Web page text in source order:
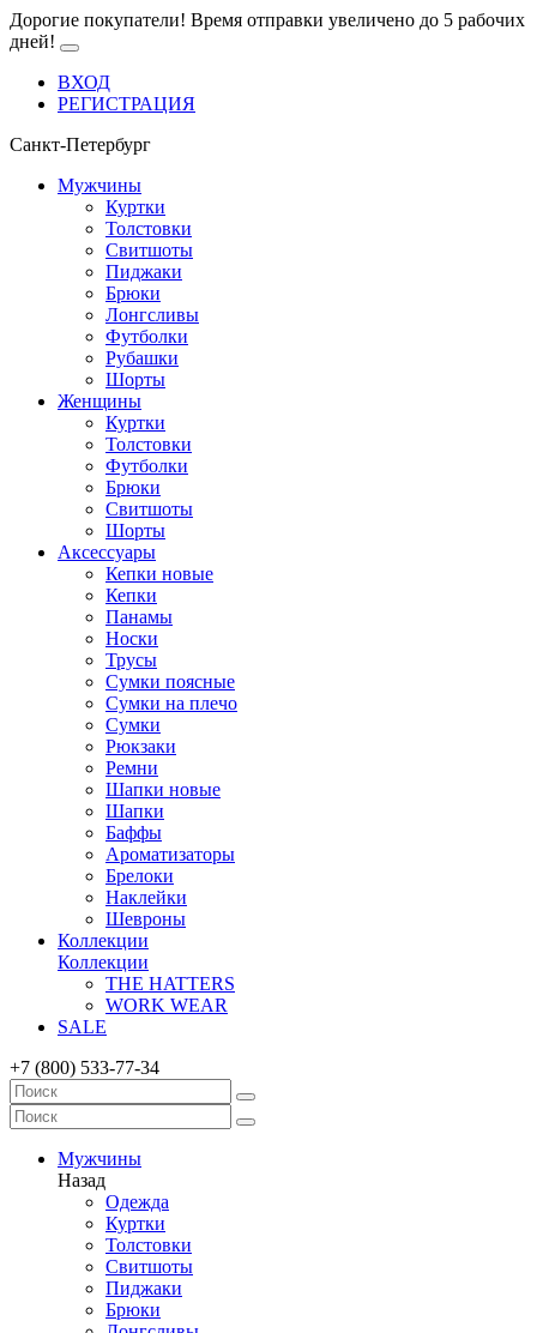
Дорогие покупатели! Время отправки увеличено до 5 рабочих
дней!
ВХОД
РЕГИСТРАЦИЯ
Санкт-Петербург
Мужчины
Куртки
Толстовки
Свитшоты
Пиджаки
Брюки
Лонгсливы
Футболки
Рубашки
Шорты
Женщины
Куртки
Толстовки
Футболки
Брюки
Свитшоты
Шорты
Аксессуары
Кепки новые
Кепки
Панамы
Носки
Трусы
Сумки поясные
Сумки на плечо
Сумки
Рюкзаки
Ремни
Шапки новые
Шапки
Баффы
Ароматизаторы
Брелоки
Наклейки
Шевроны
Коллекции
Коллекции
THE HATTERS
WORK WEAR
SALE
+7 (800) 533-77-34
Мужчины
Назад
Одежда
Куртки
Толстовки
Свитшоты
Пиджаки
Брюки